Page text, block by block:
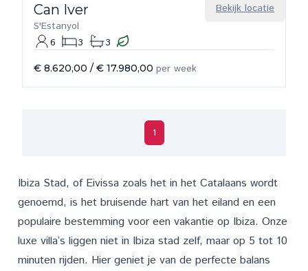
Bekijk locatie
Can Iver
S'Estanyol
6
3 3
€ 8.620,00 / € 17.980,00 per week
1
Ibiza Stad, of Eivissa zoals het in het Catalaans wordt
genoemd, is het bruisende hart van het eiland en een
populaire bestemming voor een vakantie op Ibiza. Onze
luxe villa’s liggen niet in Ibiza stad zelf, maar op 5 tot 10
minuten rijden. Hier geniet je van de perfecte balans